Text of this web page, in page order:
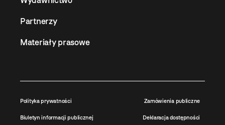
Partnerzy
Materiały prasowe
Polityka prywatności Zamówienia publiczne
Biuletyn informacji publicznej Deklaracja dostępności